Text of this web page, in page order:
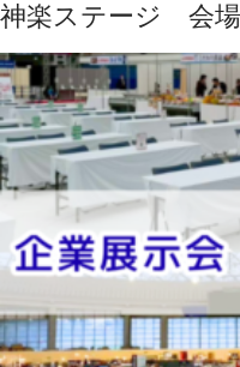
神楽ステージ 会